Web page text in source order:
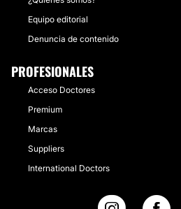
Equipo editorial
Denuncia de contenido
PROFESIONALES
Acceso Doctores
Premium
Marcas
Suppliers
International Doctors